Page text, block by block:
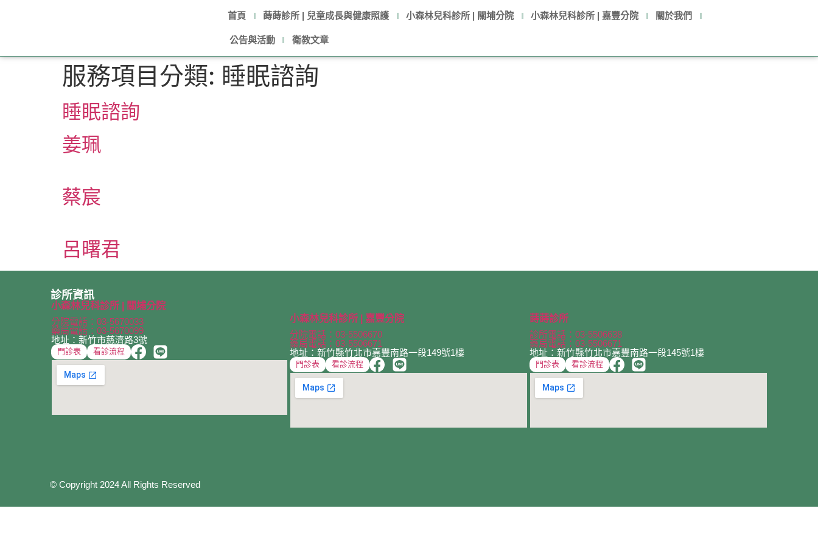
首頁 蒔蒔診所 | 兒童成長與健康照護 小森林兒科診所 | 關埔分院 小森林兒科診所 | 嘉豐分院 關於我們
公告與活動 衛教文章
服務項目分類: 睡眠諮詢
睡眠諮詢
姜珮
蔡宸
呂曙君
診所資訊
小森林兒科診所 | 關埔分院
分院電話：03-5670033
藥局電話：03-5670099
地址：新竹市慈濟路3號
門診表 看診流程
小森林兒科診所 | 嘉豐分院
分院電話：03-5506670
藥局電話：03-5506671
地址：新竹縣竹北市嘉豐南路一段149號1樓
門診表 看診流程
蒔蒔診所
診所電話：03-5506638
藥局電話：03-5506671
地址：新竹縣竹北市嘉豐南路一段145號1樓
門診表 看診流程
© Copyright 2024 All Rights Reserved